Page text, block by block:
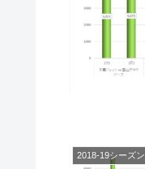
2018-19シーズン